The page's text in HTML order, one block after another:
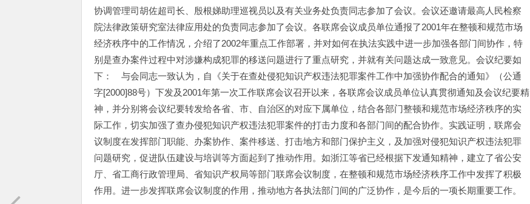
协调管理司胡佐超司长、殷根娣助理巡视员以及有关业务处负责同志参加了会议。会议还邀请最高人民检察
院法律政策研究室法律应用处的负责同志参加了会议。各联席会议成员单位通报了2001年在整顿和规范市场
经济秩序中的工作情况，介绍了2002年重点工作部署，并对如何在执法实践中进一步加强各部门间协作，特
别是查办案件过程中对涉嫌构成犯罪的移送问题进行了重点研究，并就有关问题达成一致意见。会议纪要如
下： 与会同志一致认为，自《关于在查处侵犯知识产权违法犯罪案件工作中加强协作配合的通知》（公通
字[2000]88号）下发及2001年第一次工作联席会议召开以来，各联席会议成员单位认真贯彻通知及会议纪要精
神，并分别将会议纪要转发给各省、市、自治区的对应下属单位，结合各部门整顿和规范市场经济秩序的实
际工作，切实加强了查办侵犯知识产权违法犯罪案件的打击力度和各部门间的配合协作。实践证明，联席会
议制度在发挥部门职能、办案协作、案件移送、打击地方和部门保护主义，及加强对侵犯知识产权违法犯罪
问题研究，促进队伍建设与培训等方面起到了推动作用。如浙江等省已经根据下发通知精神，建立了省公安
厅、省工商行政管理局、省知识产权局等部门联席会议制度，在整顿和规范市场经济秩序工作中发挥了积极
作用。进一步发挥联席会议制度的作用，推动地方各执法部门间的广泛协作，是今后的一项长期重要工作。